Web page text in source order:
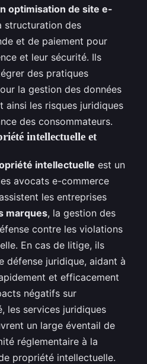
optimisation de site e-
structuration des
et de paiement pour
et leur sécurité. Ils
des pratiques
la gestion des données
ainsi les risques juridiques
des consommateurs.
intellectuelle et
intellectuelle est un
avocats e-commerce
les entreprises
marques, la gestion des
contre les violations
En cas de litige, ils
défense juridique, aidant à
et efficacement
négatifs sur
les services juridiques
un large éventail de
réglementaire à la
propriété intellectuelle.